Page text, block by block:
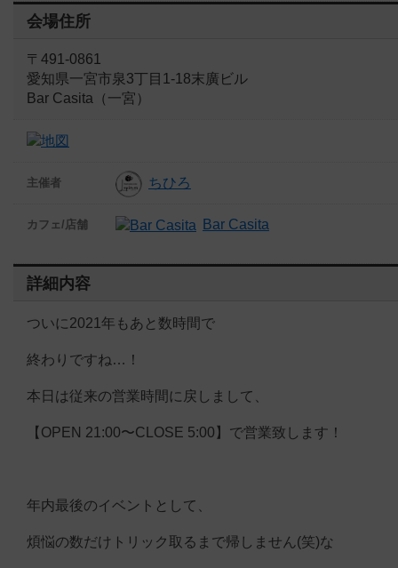
会場住所
〒491-0861
愛知県一宮市泉3丁目1-18末廣ビル
Bar Casita（一宮）
主催者 ちひろ
カフェ/店舗 Bar Casita
詳細内容
ついに2021年もあと数時間で
終わりですね…！
本日は従来の営業時間に戻しまして、
【OPEN 21:00〜CLOSE 5:00】で営業致します！
年内最後のイベントとして、
煩悩の数だけトリック取るまで帰しません(笑)な